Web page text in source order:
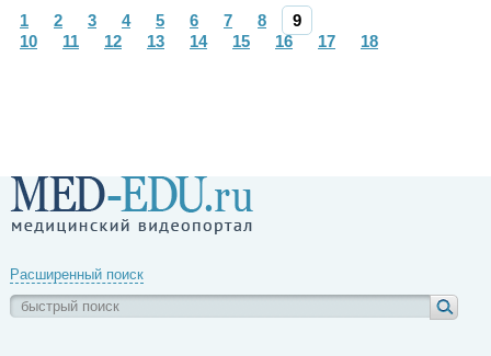
1 2 3 4 5 6 7 8
9
10
11 12 13 14 15 16 17 18
Расширенный поиск